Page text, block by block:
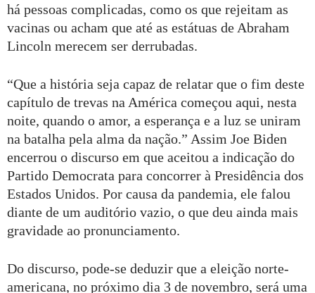
há pessoas complicadas, como os que rejeitam as
vacinas ou acham que até as estátuas de Abraham
Lincoln merecem ser derrubadas.
“Que a história seja capaz de relatar que o fim deste
capítulo de trevas na América começou aqui, nesta
noite, quando o amor, a esperança e a luz se uniram
na batalha pela alma da nação.” Assim Joe Biden
encerrou o discurso em que aceitou a indicação do
Partido Democrata para concorrer à Presidência dos
Estados Unidos. Por causa da pandemia, ele falou
diante de um auditório vazio, o que deu ainda mais
gravidade ao pronunciamento.
Do discurso, pode-se deduzir que a eleição norte-
americana, no próximo dia 3 de novembro, será uma